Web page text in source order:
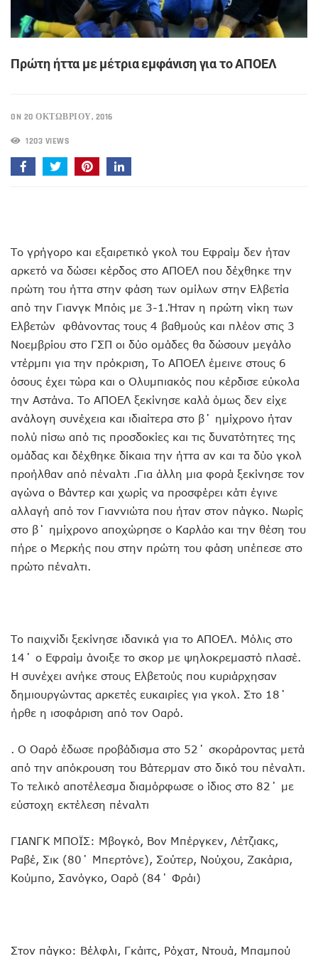
Πρώτη ήττα με μέτρια εμφάνιση για το ΑΠΟΕΛ
ON 20 ΟΚΤΩΒΡΊΟΥ, 2016
1203 VIEWS
Το γρήγορο και εξαιρετικό γκολ του Εφραίμ δεν ήταν
αρκετό να δώσει κέρδος στο ΑΠΟΕΛ που δέχθηκε την
πρώτη του ήττα στην φάση των ομίλων στην Ελβετία
από την Γιανγκ Μπόις με 3-1.Ήταν η πρώτη νίκη των
Ελβετών φθάνοντας τους 4 βαθμούς και πλέον στις 3
Νοεμβρίου στο ΓΣΠ οι δύο ομάδες θα δώσουν μεγάλο
ντέρμπι για την πρόκριση, Το ΑΠΟΕΛ έμεινε στους 6
όσους έχει τώρα και ο Ολυμπιακός που κέρδισε εύκολα
την Αστάνα. Το ΑΠΟΕΛ ξεκίνησε καλά όμως δεν είχε
ανάλογη συνέχεια και ιδιαίτερα στο β΄ ημίχρονο ήταν
πολύ πίσω από τις προσδοκίες και τις δυνατότητες της
ομάδας και δέχθηκε δίκαια την ήττα αν και τα δύο γκολ
προήλθαν από πέναλτι .Για άλλη μια φορά ξεκίνησε τον
αγώνα ο Βάντερ και χωρίς να προσφέρει κάτι έγινε
αλλαγή από τον Γιαννιώτα που ήταν στον πάγκο. Νωρίς
στο β΄ ημίχρονο αποχώρησε ο Καρλάο και την θέση του
πήρε ο Μερκής που στην πρώτη του φάση υπέπεσε στο
πρώτο πέναλτι.
Το παιχνίδι ξεκίνησε ιδανικά για το ΑΠΟΕΛ. Μόλις στο
14΄ ο Εφραίμ άνοιξε το σκορ με ψηλοκρεμαστό πλασέ.
Η συνέχει ανήκε στους Ελβετούς που κυριάρχησαν
δημιουργώντας αρκετές ευκαιρίες για γκολ. Στο 18΄
ήρθε η ισοφάριση από τον Οαρό.
. Ο Οαρό έδωσε προβάδισμα στο 52΄ σκοράροντας μετά
από την απόκρουση του Βάτερμαν στο δικό του πέναλτι.
Το τελικό αποτέλεσμα διαμόρφωσε ο ίδιος στο 82΄ με
εύστοχη εκτέλεση πέναλτι
ΓΙΑΝΓΚ ΜΠΟΪΣ: Μβογκό, Βον Μπέργκεν, Λέτζιακς,
Ραβέ, Σικ (80΄ Μπερτόνε), Σούτερ, Νούχου, Ζακάρια,
Κούμπο, Σανόγκο, Οαρό (84΄ Φράι)
Στον πάγκο: Βέλφλι, Γκάιτς, Ρόχατ, Ντουά, Μπαμπού